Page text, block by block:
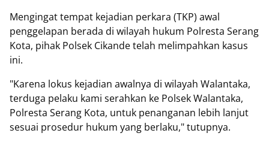
Mengingat tempat kejadian perkara (TKP) awal
penggelapan berada di wilayah hukum Polresta Serang
Kota, pihak Polsek Cikande telah melimpahkan kasus
ini.
"Karena lokus kejadian awalnya di wilayah Walantaka,
terduga pelaku kami serahkan ke Polsek Walantaka,
Polresta Serang Kota, untuk penanganan lebih lanjut
sesuai prosedur hukum yang berlaku," tutupnya.